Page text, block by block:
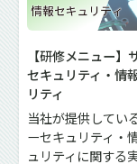
【研修メニュー】
セキュリティ・情
リティ
当社が提供してい
ーセキュリティ・
ュリティに関する